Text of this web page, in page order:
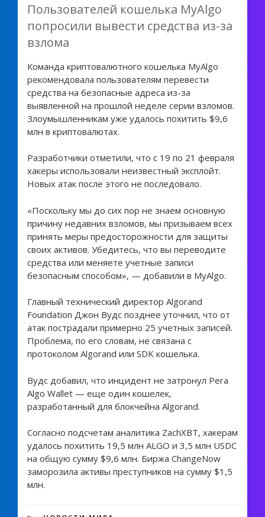
Пользователей кошелька MyAlgo
попросили вывести средства из-за
взлома
Команда криптовалютного кошелька MyAlgo
рекомендовала пользователям перевести
средства на безопасные адреса из-за
выявленной на прошлой неделе серии взломов.
Злоумышленникам уже удалось похитить $9,6
млн в криптовалютах.
Разработчики отметили, что с 19 по 21 февраля
хакеры использовали неизвестный эксплойт.
Новых атак после этого не последовало.
«Поскольку мы до сих пор не знаем основную
причину недавних взломов, мы призываем всех
принять меры предосторожности для защиты
своих активов. Убедитесь, что вы переводите
средства или меняете учетные записи
безопасным способом», — добавили в MyAlgo.
Главный технический директор Algorand
Foundation Джон Вудс позднее уточнил, что от
атак пострадали примерно 25 учетных записей.
Проблема, по его словам, не связана с
протоколом Algorand или SDK кошелька.
Вудс добавил, что инцидент не затронул Pera
Algo Wallet — еще один кошелек,
разработанный для блокчейна Algorand.
Согласно подсчетам аналитика ZachXBT, хакерам
удалось похитить 19,5 млн ALGO и 3,5 млн USDC
на общую сумму $9,6 млн. Биржа ChangeNow
заморозила активы преступников на сумму $1,5
млн.